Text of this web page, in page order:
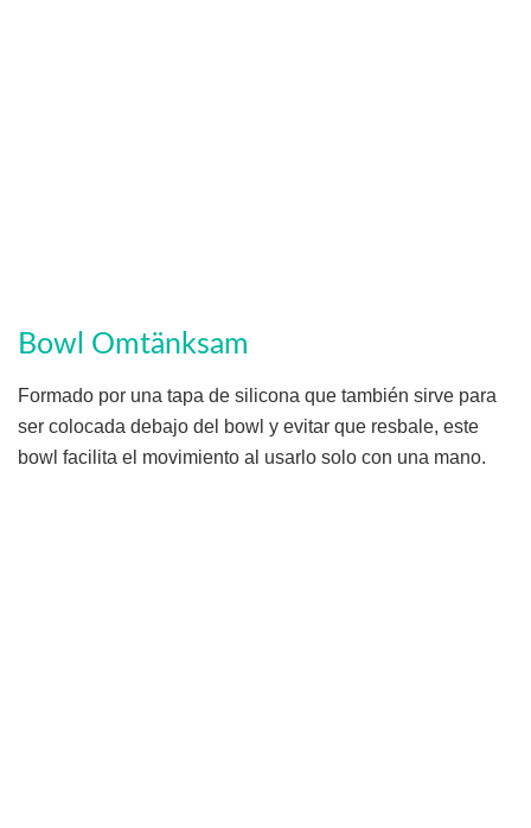
Bowl Omtänksam
Formado por una tapa de silicona que también sirve para
ser colocada debajo del bowl y evitar que resbale, este
bowl facilita el movimiento al usarlo solo con una mano.